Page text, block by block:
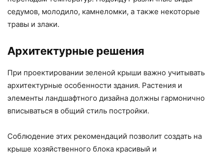
седумов, молодило, камнеломки, а также некоторые
травы и злаки.
Архитектурные решения
При проектировании зеленой крыши важно учитывать
архитектурные особенности здания. Растения и
элементы ландшафтного дизайна должны гармонично
вписываться в общий стиль постройки.
Соблюдение этих рекомендаций позволит создать на
крыше хозяйственного блока красивый и